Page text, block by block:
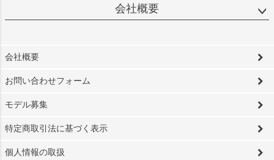
会社概要
会社概要
お問い合わせフォーム
モデル募集
特定商取引法に基づく表示
個人情報の取扱